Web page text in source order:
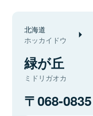
北海道
ホッカイドウ
緑が丘
ミドリガオカ
068-0835